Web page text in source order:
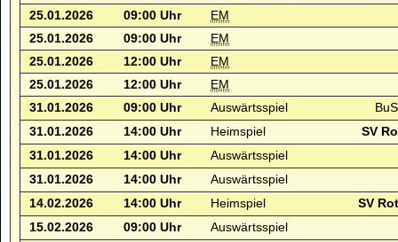
25.01.2026
09:00 Uhr
EM
25.01.2026
09:00 Uhr
EM
25.01.2026
12:00 Uhr
EM
25.01.2026
12:00 Uhr
EM
31.01.2026
09:00 Uhr Auswärtsspiel
31.01.2026
14:00 Uhr Heimspiel
SV
31.01.2026
14:00 Uhr
Auswärtsspiel
31.01.2026
14:00 Uhr
Auswärtsspiel
14.02.2026
14:00 Uhr Heimspiel
SV
15.02.2026
09:00 Uhr
Auswärtsspiel